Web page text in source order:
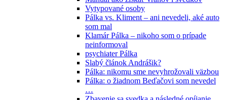
Vytypované osoby
Pálka vs. Kliment – ani nevedeli, aké auto
som mal
Klamár Pálka – nikoho som o prípade
neinformoval
psychiater Pálka
Slabý článok Andrášik?
Pálka: nikomu sme nevyhrožovali väzbou
Pálka: o žiadnom Beďačovi som nevedel
…